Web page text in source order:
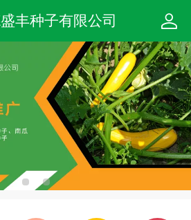
丰种子有限公司